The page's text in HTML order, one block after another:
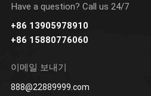
Have a question? Call us 24/7
+86 13905978910
+86 15880776060
이메일 보내기
888@22889999.com